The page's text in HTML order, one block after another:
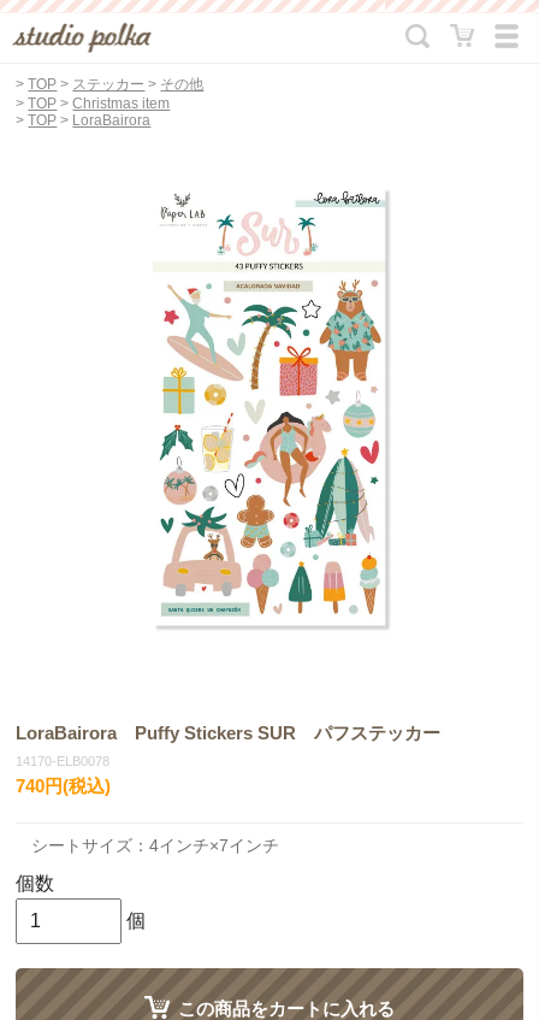
>TOP > ステッカー > その他
>TOP >Christmas item
>TOP > LoraBairora
LoraBairora Puffy Stickers SUR パフステッカー
14170-ELB0078
740円(税込)
シートサイズ：4インチ×7インチ
個数
個
この商品をカートに入れる